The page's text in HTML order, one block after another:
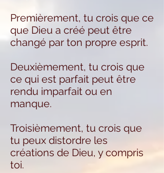
Premièrement, tu crois que ce
que Dieu a créé peut être
changé par ton propre esprit.
Deuxièmement, tu crois que
ce qui est parfait peut être
rendu imparfait ou en
manque.
Troisièmement, tu crois que
tu peux distordre les
créations de Dieu, y compris
toi.